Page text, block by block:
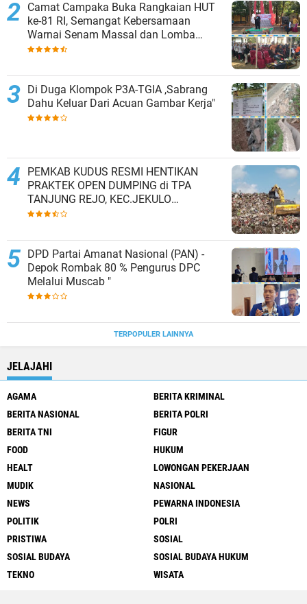
Camat Campaka Buka Rangkaian HUT
ke-81 RI, Semangat Kebersamaan
Warnai Senam Massal dan Lomba
Karaoke Perangkat Desa
Di Duga Klompok P3A-TGIA ,Sabrang
Dahu Keluar Dari Acuan Gambar Kerja"
PEMKAB KUDUS RESMI HENTIKAN
PRAKTEK OPEN DUMPING di TPA
TANJUNG REJO, KEC.JEKULO
KAB.KUDUS,BERLAKUKAN SISTEM
DPD Partai Amanat Nasional (PAN) -
Depok Rombak 80 % Pengurus DPC
Melalui Muscab "
TERPOPULER LAINNYA
JELAJAHI
AGAMA
BERITA KRIMINAL
BERITA NASIONAL
BERITA POLRI
BERITA TNI
FIGUR
FOOD
HUKUM
HEALT
LOWONGAN PEKERJAAN
MUDIK
NASIONAL
NEWS
PEWARNA INDONESIA
POLITIK
POLRI
PRISTIWA
SOSIAL
SOSIAL BUDAYA
SOSIAL BUDAYA HUKUM
TEKNO
WISATA